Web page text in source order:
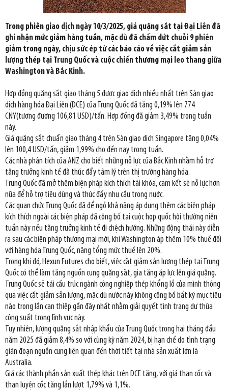
Trong phiên giao dịch ngày 10/3/2025, giá quặng sắt tại Đại Liên đã
ghi nhận mức giảm hàng tuần, mặc dù đã chấm dứt chuỗi 9 phiên
giảm trong ngày, chịu sức ép từ các báo cáo về việc cắt giảm sản
lượng thép tại Trung Quốc và cuộc chiến thương mại leo thang giữa
Washington và Bắc Kinh.
Hợp đồng quặng sắt giao tháng 5 được giao dịch nhiều nhất trên Sàn giao
dịch hàng hóa Đại Liên (DCE) của Trung Quốc đã tăng 0,19% lên 774
CNY(tương đương 106,81 USD)/tấn. Hợp đồng đã giảm 3,49% trong tuần
này.
Giá quặng sắt chuẩn giao tháng 4 trên Sàn giao dịch Singapore tăng 0,04%
lên 100,4 USD/tấn, giảm 1,99% cho đến nay trong tuần.
Các nhà phân tích của ANZ cho biết những nỗ lực của Bắc Kinh nhằm hỗ trợ
tăng trưởng kinh tế đã thúc đẩy tâm lý trên thị trường hàng hóa.
Trung Quốc đã mở thêm biện pháp kích thích tài khóa, cam kết sẽ nỗ lực hơn
nữa để hỗ trợ tiêu dùng và thúc đẩy nhu cầu trong nước.
Các quan chức Trung Quốc đã để ngỏ khả năng áp dụng thêm các biện pháp
kích thích ngoài các biện pháp đã công bố tại cuộc họp quốc hội thường niên
tuần này nếu tăng trưởng kinh tế đi chệch hướng. Những động thái này diễn
ra sau các biện pháp thương mại mới, khi Washington áp thêm 10% thuế đối
với hàng hóa Trung Quốc, nâng tổng mức thuế lên 20%.
Trong khi đó, Hexun Futures cho biết, việc cắt giảm sản lượng thép tại Trung
Quốc có thể làm tăng nguồn cung quặng sắt, gia tăng áp lực lên giá quặng.
Trung Quốc sẽ tái cấu trúc ngành công nghiệp thép khổng lồ của mình thông
qua việc cắt giảm sản lượng, mặc dù nước này không công bố bất kỳ mục tiêu
nào trong lần can thiệp gần đây nhất nhằm giải quyết tình trạng dư thừa
công suất trong lĩnh vực này.
Tuy nhiên, lượng quặng sắt nhập khẩu của Trung Quốc trong hai tháng đầu
năm 2025 đã giảm 8,4% so với cùng kỳ năm 2024, bị hạn chế do tình trạng
gián đoạn nguồn cung liên quan đến thời tiết tại nhà sản xuất lớn là
Australia.
Giá các thành phần sản xuất thép khác trên DCE tăng, với giá than cốc và
than luyện cốc tăng lần lượt 1,79% và 1,1%.